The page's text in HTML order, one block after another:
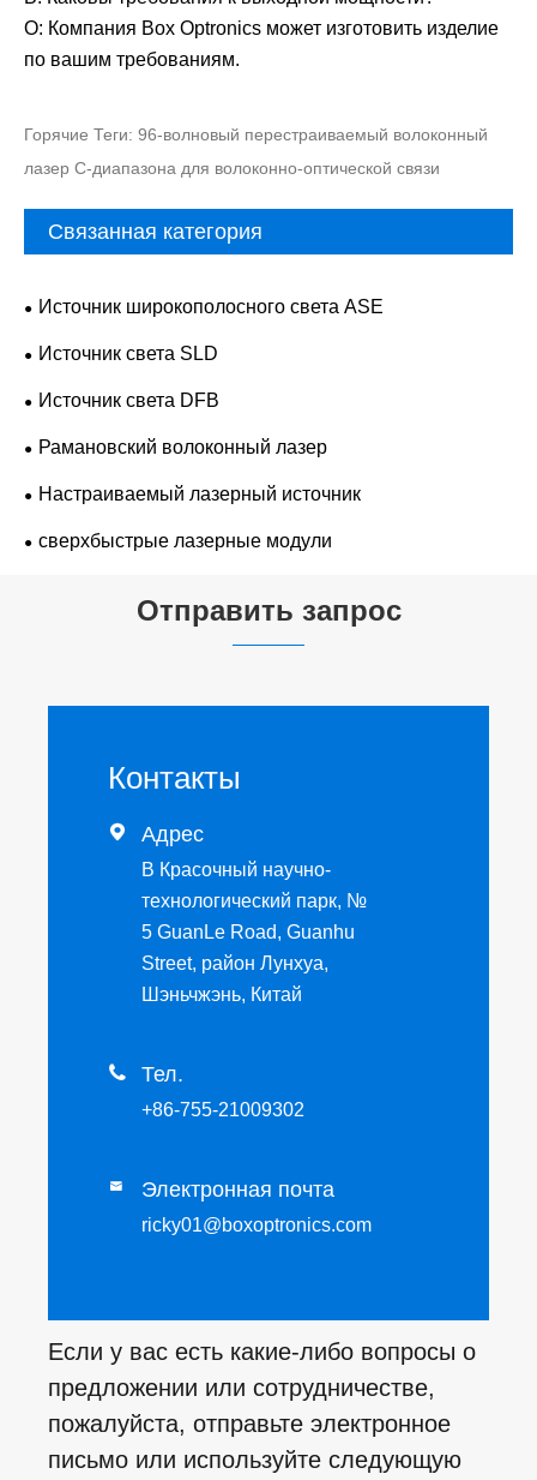
О: Компания Box Optronics может изготовить изделие
по вашим требованиям.
Горячие Теги: 96-волновый перестраиваемый волоконный
лазер C-диапазона для волоконно-оптической связи
Связанная категория
Источник широкополосного света ASE
Источник света SLD
Источник света DFB
Рамановский волоконный лазер
Настраиваемый лазерный источник
сверхбыстрые лазерные модули
Отправить запрос
Контакты
 Адрес
B Красочный научно-
технологический парк, №
5 GuanLe Road, Guanhu
Street, район Лунхуа,
Шэньчжэнь, Китай
 Тел.
+86-755-21009302
 Электронная почта
ricky01@boxoptronics.com
Если у вас есть какие-либо вопросы о
предложении или сотрудничестве,
пожалуйста, отправьте электронное
письмо или используйте следующую